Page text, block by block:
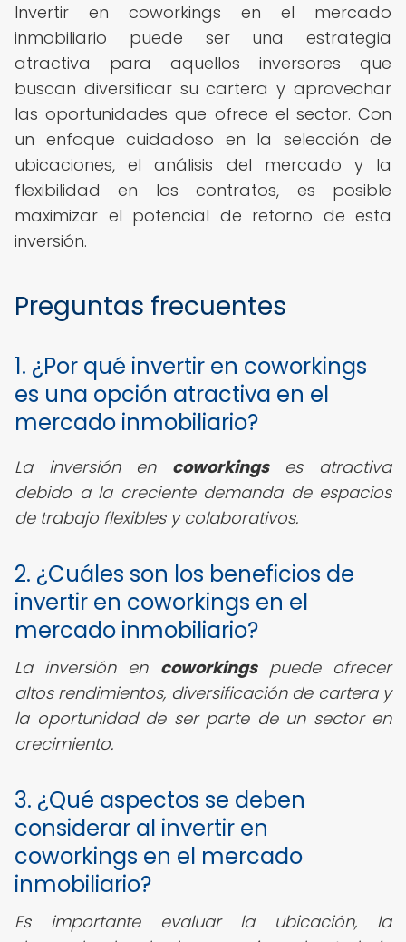
Invertir en coworkings en el mercado
inmobiliario puede ser una estrategia
atractiva para aquellos inversores que
buscan diversificar su cartera y aprovechar
las oportunidades que ofrece el sector. Con
un enfoque cuidadoso en la selección de
ubicaciones, el análisis del mercado y la
flexibilidad en los contratos, es posible
maximizar el potencial de retorno de esta
inversión.
Preguntas frecuentes
1. ¿Por qué invertir en coworkings
es una opción atractiva en el
mercado inmobiliario?
La inversión en coworkingses atractiva
debido a la creciente demanda de espacios
de trabajo flexibles y colaborativos.
2. ¿Cuáles son los beneficios de
invertir en coworkings en el
mercado inmobiliario?
La inversión en coworkingspuede ofrecer
altos rendimientos, diversificación de cartera y
la oportunidad de ser parte de un sector en
crecimiento.
3. ¿Qué aspectos se deben
considerar al invertir en
coworkings en el mercado
inmobiliario?
Es importante evaluar la ubicación, la